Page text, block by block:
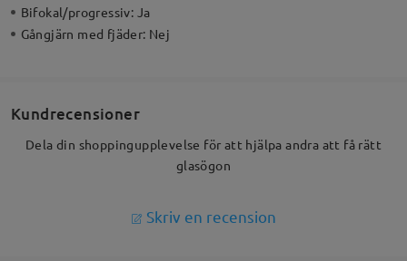
Bifokal/progressiv: Ja
Gångjärn med fjäder: Nej
Kundrecensioner
Dela din shoppingupplevelse för att hjälpa andra att få rätt
glasögon
Skriv en recension